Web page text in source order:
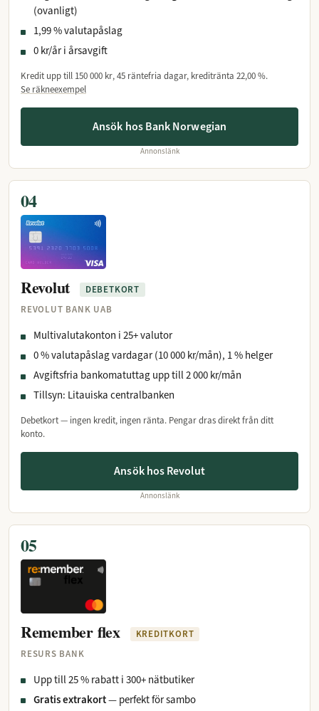
(ovanligt)
1,99 % valutapåslag
0 kr/år i årsavgift
Kredit upp till 150 000 kr, 45 räntefria dagar, kreditränta 22,00 %.
Se räkneexempel
Ansök hos Bank Norwegian
Annonslänk
04
Revolut
DEBETKORT
REVOLUT BANK UAB
Multivalutakonton i 25+ valutor
0 % valutapåslag vardagar (10 000 kr/mån), 1 % helger
Avgiftsfria bankomatuttag upp till 2 000 kr/mån
Tillsyn: Litauiska centralbanken
Debetkort — ingen kredit, ingen ränta. Pengar dras direkt från ditt
konto.
Ansök hos Revolut
Annonslänk
05
Remember flex
KREDITKORT
RESURS BANK
Upp till 25 % rabatt i 300+ nätbutiker
Gratis extrakort— perfekt för sambo